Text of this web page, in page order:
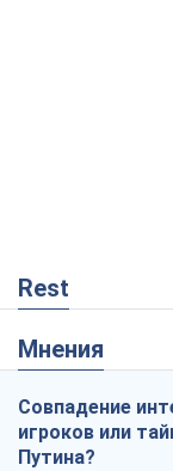
Rest
Мнения
Совпадение
игроков или
Путина?